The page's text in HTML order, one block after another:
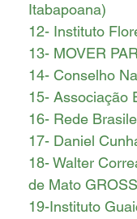
Itabapoana)
12- Instituto
13- MOVER
14- Conselho
15- Associação
16- Rede
17- Daniel
18- Walter
de Mato
19-Instituto